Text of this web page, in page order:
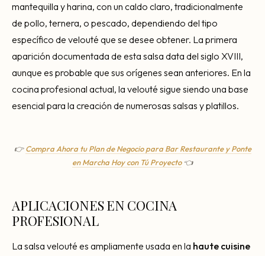
Licencias Barcelona
Consultoría Barcelona
Por qué fracasan
Traspasar restaurante
Mi restaurante va a cerrar
mantequilla y harina, con un caldo claro, tradicionalmente
de pollo, ternera, o pescado, dependiendo del tipo
específico de velouté que se desee obtener. La primera
aparición documentada de esta salsa data del siglo XVIII,
aunque es probable que sus orígenes sean anteriores. En la
cocina profesional actual, la velouté sigue siendo una base
esencial para la creación de numerosas salsas y platillos.
👉Compra Ahora tu Plan de Negocio para Bar Restaurante y Ponte
en Marcha Hoy con Tú Proyecto👈
APLICACIONES EN COCINA
PROFESIONAL
La salsa velouté es ampliamente usada en la haute cuisine